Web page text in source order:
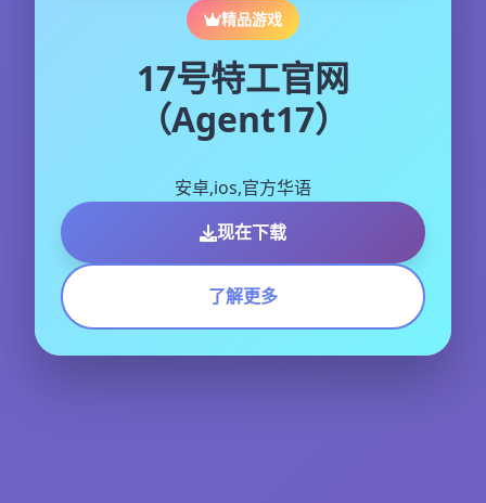
精品游戏
17号特工官网
（Agent17）
安卓,ios,官方华语
现在下载
了解更多